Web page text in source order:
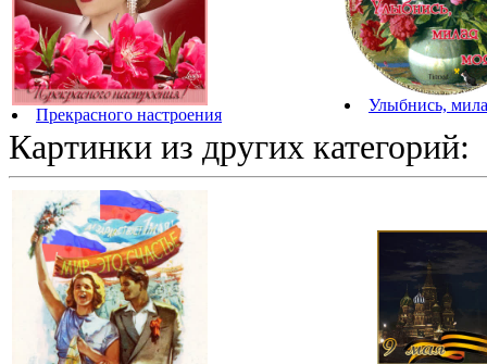
Прекрасного настроения Улыбнись,
Картинки из других категорий: